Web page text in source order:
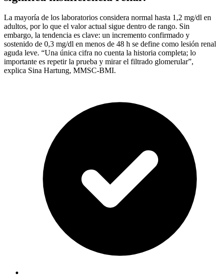
La mayoría de los laboratorios considera normal hasta 1,2 mg/dl en
adultos, por lo que el valor actual sigue dentro de rango. Sin
embargo, la tendencia es clave: un incremento confirmado y
sostenido de 0,3 mg/dl en menos de 48 h se define como lesión renal
aguda leve. “Una única cifra no cuenta la historia completa; lo
importante es repetir la prueba y mirar el filtrado glomerular”,
explica Sina Hartung, MMSC-BMI.